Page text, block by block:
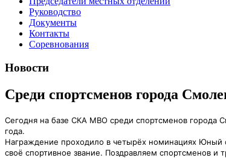
Руководство
Документы
Контакты
Соревнования
Новости
Среди спортсменов города
Сегодня на базе СКА МВО среди спортсменов города
года.
Награждение проходило в четырёх номинациях Юный
своё спортивное звание. Поздравляем спортсменов